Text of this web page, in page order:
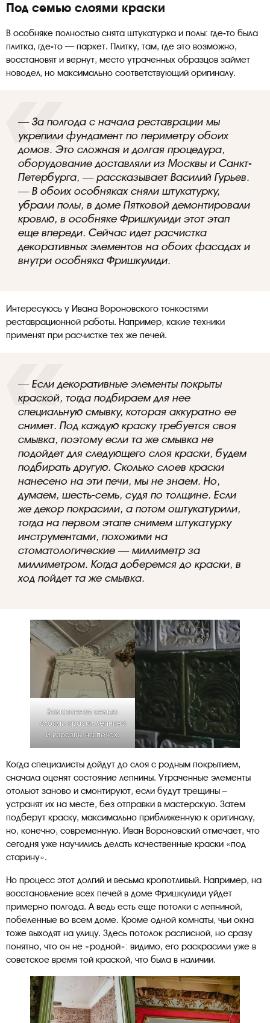
Под семью слоями краски
В особняке полностью снята штукатурка и полы: где-то была
плитка, где-то — паркет. Плитку, там, где это возможно,
восстановят и вернут, место утраченных образцов займет
новодел, но максимально соответствующий оригиналу.
— За полгода с начала реставрации мы
укрепили фундамент по периметру обоих
домов. Это сложная и долгая процедура,
оборудование доставляли из Москвы и Санкт-
Петербурга, — рассказывает Василий Гурьев.
— В обоих особняках сняли штукатурку,
убрали полы, в доме Пятковой демонтировали
кровлю, в особняке Фришкулиди этот этап
еще впереди. Сейчас идет расчистка
декоративных элементов на обоих фасадах и
внутри особняка Фришкулиди.
Интересуюсь у Ивана Вороновского тонкостями
реставрационной работы. Например, какие техники
применят при расчистке тех же печей.
— Если декоративные элементы покрыты
краской, тогда подбираем для нее
специальную смывку, которая аккуратно ее
снимет. Под каждую краску требуется своя
смывка, поэтому если та же смывка не
подойдет для следующего слоя краски, будем
подбирать другую. Сколько слоев краски
нанесено на эти печи, мы не знаем. Но,
думаем, шесть-семь, судя по толщине. Если
же декор покрасили, а потом оштукатурили,
тогда на первом этапе снимем штукатурку
инструментами, похожими на
стоматологические — миллиметр за
миллиметром. Когда доберемся до краски, в
ход пойдет та же смывка.
Замазанная семью
слоями краски лепнина
и изразцы на печах.
Когда специалисты дойдут до слоя с родным покрытием,
сначала оценят состояние лепнины. Утраченные элементы
отольют заново и смонтируют, если будут трещины –
устранят их на месте, без отправки в мастерскую. Затем
подберут краску, максимально приближенную к оригиналу,
но, конечно, современную. Иван Вороновский отмечает, что
сегодня уже научились делать качественные краски «под
старину».
Но процесс этот долгий и весьма кропотливый. Например, на
восстановление всех печей в доме Фришкулиди уйдет
примерно полгода. А ведь есть еще потолки с лепниной,
побеленные во всем доме. Кроме одной комнаты, чьи окна
тоже выходят на улицу. Здесь потолок расписной, но сразу
понятно, что он не «родной»: видимо, его раскрасили уже в
советское время той краской, что была в наличии.